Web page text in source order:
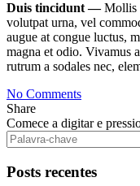
Duis tincidunt —Mollis
volutpat urna, vel
augue at congue luctus,
magna et odio. Vivamus
rutrum a sodales nec,
No Comments
Share
Comece a digitar e
Posts recentes